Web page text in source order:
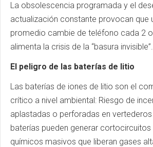
La obsolescencia programada y el
actualización constante provocan que
promedio cambie de teléfono cada 2
alimenta la crisis de la “basura invisible”.
El peligro de las baterías de litio
Las baterías de iones de litio son el
crítico a nivel ambiental: Riesgo de
aplastadas o perforadas en
baterías pueden generar cortocircuitos
químicos masivos que liberan gases